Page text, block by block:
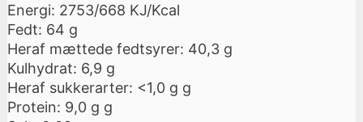
Energi: 2753/668 KJ/Kcal
Fedt: 64 g
Heraf mættede fedtsyrer: 40,3 g
Kulhydrat: 6,9 g
Heraf sukkerarter: <1,0 g g
Protein: 9,0 g g